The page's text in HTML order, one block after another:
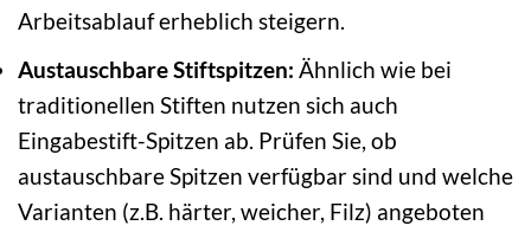
Arbeitsablauf erheblich steigern.
Austauschbare Stiftspitzen: Ähnlich wie bei
traditionellen Stiften nutzen sich auch
Eingabestift-Spitzen ab. Prüfen Sie, ob
austauschbare Spitzen verfügbar sind und welche
Varianten (z.B. härter, weicher, Filz) angeboten